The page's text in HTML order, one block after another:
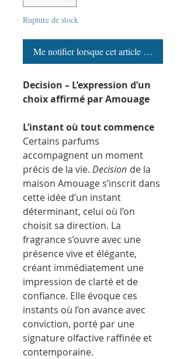
Rupture de stock
Me notifier lorsque cet article est disponible
Decision – L’expression d’un
choix affirmé par Amouage
L’instant où tout commence
Certains parfums
accompagnent un moment
précis de la vie. Decision de la
maison Amouage s’inscrit dans
cette idée d’un instant
déterminant, celui où l’on
choisit sa direction. La
fragrance s’ouvre avec une
présence vive et élégante,
créant immédiatement une
impression de clarté et de
confiance. Elle évoque ces
instants où l’on avance avec
conviction, porté par une
signature olfactive raffinée et
contemporaine.